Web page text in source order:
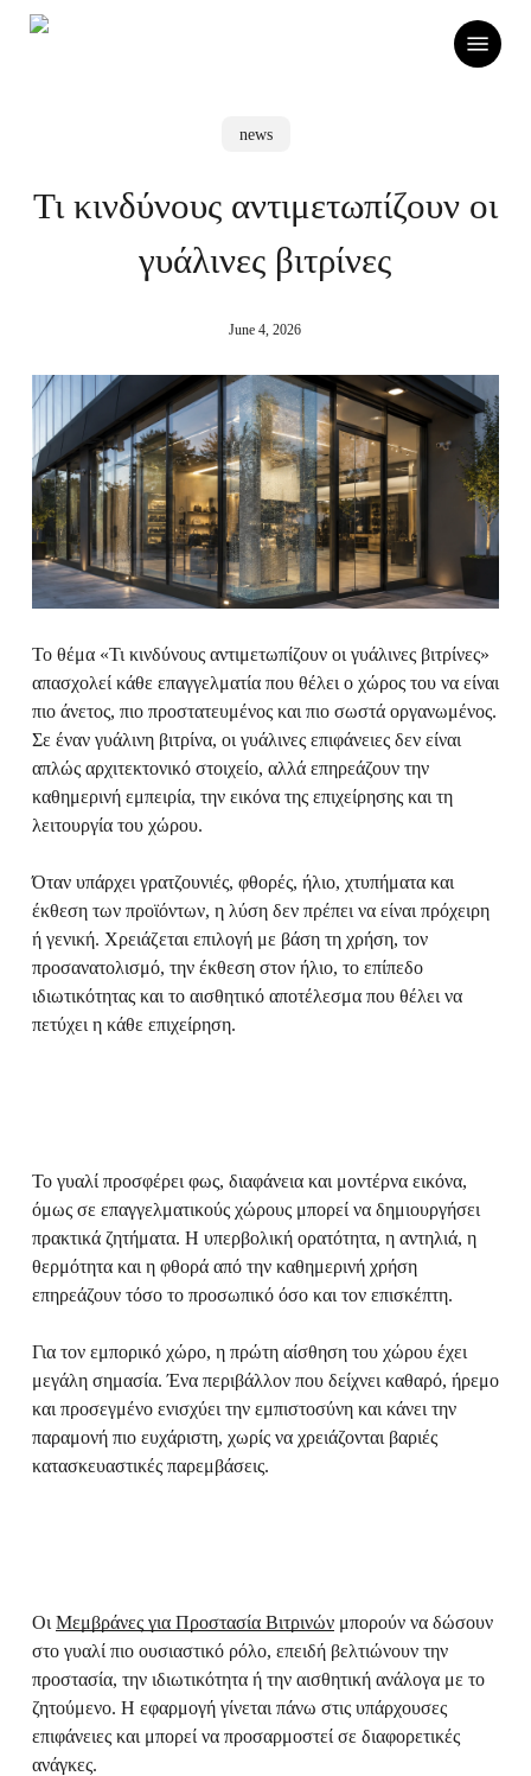
Menu
news
Τι κινδύνους αντιμετωπίζουν οι
γυάλινες βιτρίνες
June 4, 2026
Το θέμα «Τι κινδύνους αντιμετωπίζουν οι γυάλινες βιτρίνες»
απασχολεί κάθε επαγγελματία που θέλει ο χώρος του να είναι
πιο άνετος, πιο προστατευμένος και πιο σωστά οργανωμένος.
Σε έναν γυάλινη βιτρίνα, οι γυάλινες επιφάνειες δεν είναι
απλώς αρχιτεκτονικό στοιχείο, αλλά επηρεάζουν την
καθημερινή εμπειρία, την εικόνα της επιχείρησης και τη
λειτουργία του χώρου.
Όταν υπάρχει γρατζουνιές, φθορές, ήλιο, χτυπήματα και
έκθεση των προϊόντων, η λύση δεν πρέπει να είναι πρόχειρη
ή γενική. Χρειάζεται επιλογή με βάση τη χρήση, τον
προσανατολισμό, την έκθεση στον ήλιο, το επίπεδο
ιδιωτικότητας και το αισθητικό αποτέλεσμα που θέλει να
πετύχει η κάθε επιχείρηση.
Το γυαλί προσφέρει φως, διαφάνεια και μοντέρνα εικόνα,
όμως σε επαγγελματικούς χώρους μπορεί να δημιουργήσει
πρακτικά ζητήματα. Η υπερβολική ορατότητα, η αντηλιά, η
θερμότητα και η φθορά από την καθημερινή χρήση
επηρεάζουν τόσο το προσωπικό όσο και τον επισκέπτη.
Για τον εμπορικό χώρο, η πρώτη αίσθηση του χώρου έχει
μεγάλη σημασία. Ένα περιβάλλον που δείχνει καθαρό, ήρεμο
και προσεγμένο ενισχύει την εμπιστοσύνη και κάνει την
παραμονή πιο ευχάριστη, χωρίς να χρειάζονται βαριές
κατασκευαστικές παρεμβάσεις.
Οι Μεμβράνες για Προστασία Βιτρινώνμπορούν να δώσουν
στο γυαλί πιο ουσιαστικό ρόλο, επειδή βελτιώνουν την
προστασία, την ιδιωτικότητα ή την αισθητική ανάλογα με το
ζητούμενο. Η εφαρμογή γίνεται πάνω στις υπάρχουσες
επιφάνειες και μπορεί να προσαρμοστεί σε διαφορετικές
ανάγκες.